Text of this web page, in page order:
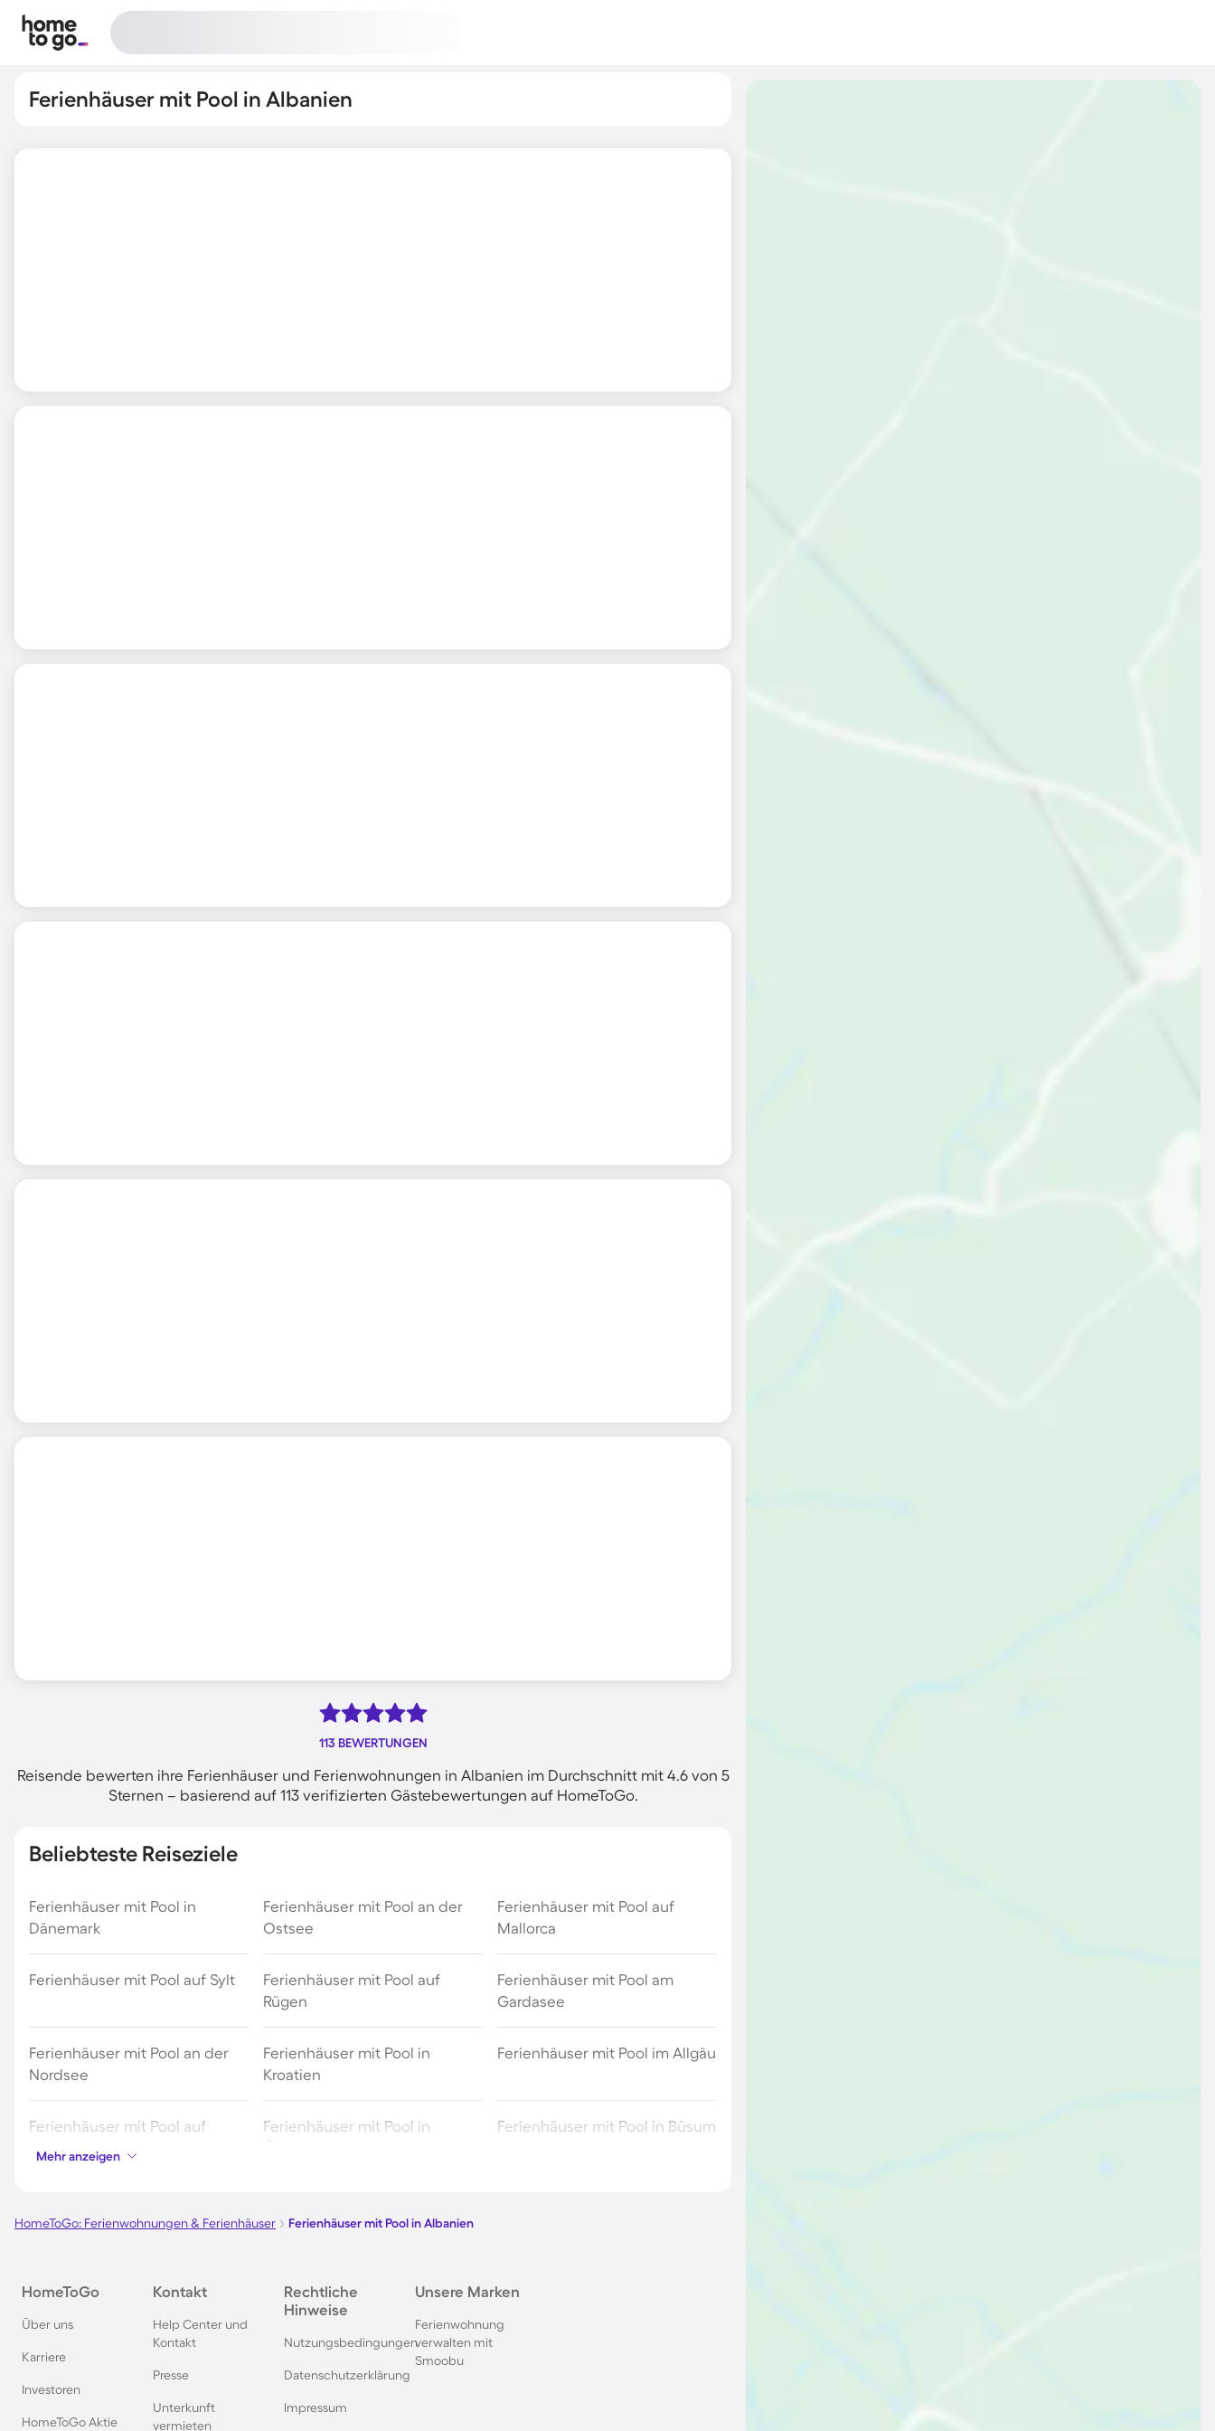
Ferienhäuser mit Pool in Albanien
113 BEWERTUNGEN
Reisende bewerten ihre Ferienhäuser und Ferienwohnungen in Albanien im Durchschnitt mit 4.6 von 5
Sternen – basierend auf 113 verifizierten Gästebewertungen auf HomeToGo.
Beliebteste Reiseziele
Ferienhäuser mit Pool in
Dänemark
Ferienhäuser mit Pool an der
Ostsee
Ferienhäuser mit Pool auf
Mallorca
Ferienhäuser mit Pool auf Sylt
Ferienhäuser mit Pool auf
Rügen
Ferienhäuser mit Pool am
Gardasee
Ferienhäuser mit Pool an der
Nordsee
Ferienhäuser mit Pool in
Kroatien
Ferienhäuser mit Pool im Allgäu
Ferienhäuser mit Pool auf
Fehmarn
Ferienhäuser mit Pool in
Österreich
Ferienhäuser mit Pool in Büsum
Norddeich
Schwarzwald
Oberstdorf
Ferienhäuser mit Pool in
Grömitz
Ferienhäuser mit Pool in Italien
Ferienhäuser mit Pool in Ferienhäuser mit Pool in
Mehr anzeigen
HomeToGo: Ferienwohnungen & Ferienhäuser Ferienhäuser mit Pool in Albanien
HomeToGo
Über uns
Karriere
Investoren
HomeToGo Aktie
Kontakt
Help Center und
Kontakt
Presse
Unterkunft
vermieten
Rechtliche
Hinweise
Nutzungsbedingungen
Datenschutzerklärung
Impressum
Unsere Marken
Ferienwohnung
verwalten mit
Smoobu